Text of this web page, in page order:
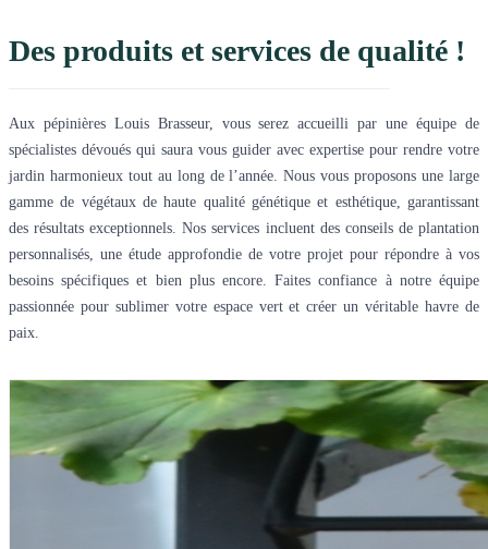
Des produits et services de qualité !
Aux pépinières Louis Brasseur, vous serez accueilli par une équipe de
spécialistes dévoués qui saura vous guider avec expertise pour rendre votre
jardin harmonieux tout au long de l’année. Nous vous proposons une large
gamme de végétaux de haute qualité génétique et esthétique, garantissant
des résultats exceptionnels. Nos services incluent des conseils de plantation
personnalisés, une étude approfondie de votre projet pour répondre à vos
besoins spécifiques et bien plus encore. Faites confiance à notre équipe
passionnée pour sublimer votre espace vert et créer un véritable havre de
paix.